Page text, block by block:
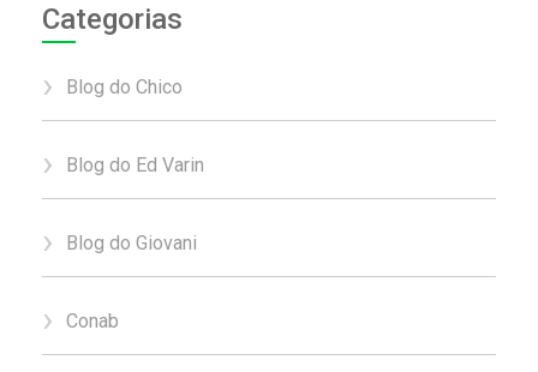
Categorias
Blog do Chico
Blog do Ed Varin
Blog do Giovani
Conab